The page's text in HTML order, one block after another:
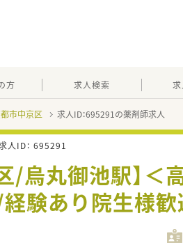
方 求人検索
市中京区 求人ID：695291の薬剤師求人
人ID： 695291
/烏丸御池駅】
験あり院生様